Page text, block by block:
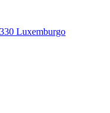
Luxemburgo